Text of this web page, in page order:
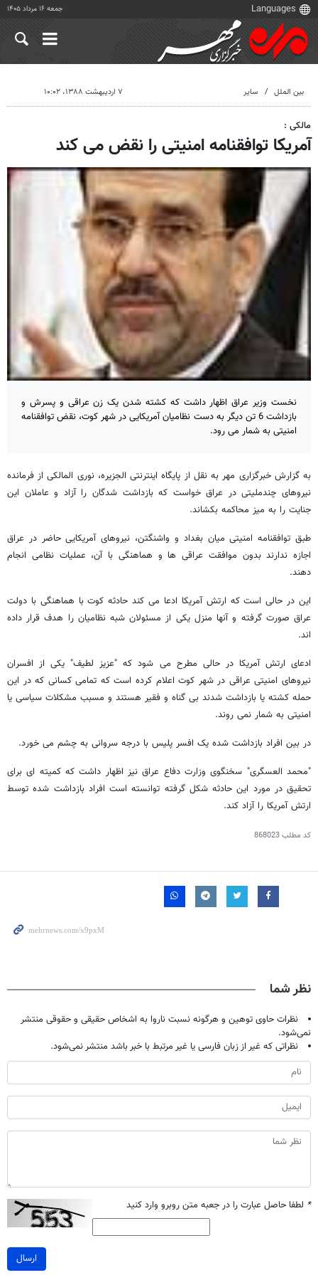
جمعه ۱۶ مرداد ۱۴۰۵
بین الملل سایر ۷ اردیبهشت ۱۳۸۸، ۱۰:۰۲
مالکی :
آمریکا توافقنامه امنیتی را نقض می کند
نخست وزیر عراق اظهار داشت که کشته شدن یک زن عراقی و پسرش و
بازداشت 6 تن دیگر به دست نظامیان آمریکایی در شهر کوت، نقض توافقنامه
امنیتی به شمار می رود.
به گزارش خبرگزاری مهر به نقل از پایگاه اینترنتی الجزیره، نوری المالکی از فرمانده
نیروهای چندملیتی در عراق خواست که بازداشت شدگان را آزاد و عاملان این
جنایت را به میز محاکمه بکشاند.
طبق توافقنامه امنیتی میان بغداد و واشنگتن، نیروهای آمریکایی حاضر در عراق
اجازه ندارند بدون موافقت عراقی ها و هماهنگی با آن، عملیات نظامی انجام
دهند.
این در حالی است که ارتش آمریکا ادعا می کند حادثه کوت با هماهنگی با دولت
عراق صورت گرفته و آنها منزل یکی از مسئولان شبه نظامیان را هدف قرار داده
اند.
ادعای ارتش آمریکا در حالی مطرح می شود که "عزیز لطیف" یکی از افسران
نیروهای امنیتی عراقی در شهر کوت اعلام کرده است که تمامی کسانی که در این
حمله کشته یا بازداشت شدند بی گناه و فقیر هستند و مسبب مشکلات سیاسی یا
امنیتی به شمار نمی روند.
در بین افراد بازداشت شده یک افسر پلیس با درجه سروانی به چشم می خورد.
"محمد العسگری" سخنگوی وزارت دفاع عراق نیز اظهار داشت که کمیته ای برای
تحقیق در مورد این حادثه شکل گرفته توانسته است افراد بازداشت شده توسط
ارتش آمریکا را آزاد کند.
کد مطلب868023
نظر شما
نظرات حاوی توهین و هرگونه نسبت ناروا به اشخاص حقیقی و حقوقی منتشر
نمی‌شود.
نظراتی که غیر از زبان فارسی یا غیر مرتبط با خبر باشد منتشر نمی‌شود.
* لطفا حاصل عبارت را در جعبه متن روبرو وارد کنید
ارسال